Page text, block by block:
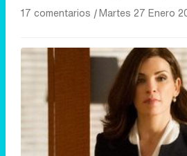
17 comentarios |Martes 27 Enero